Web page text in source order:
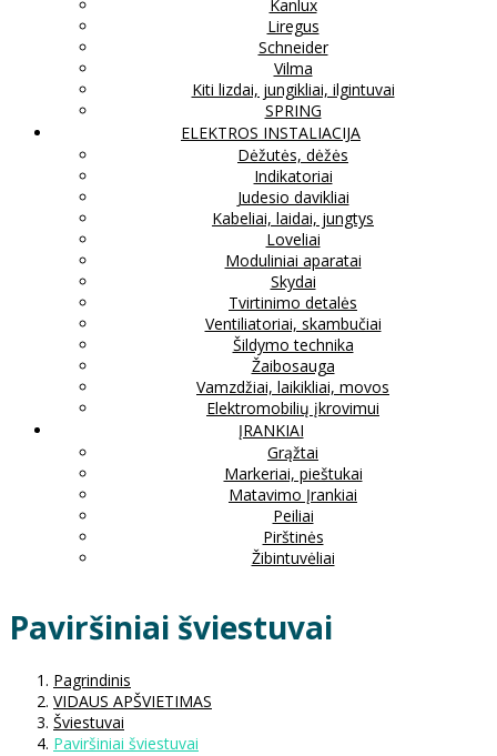
Kanlux
Liregus
Schneider
Vilma
Kiti lizdai, jungikliai, ilgintuvai
SPRING
ELEKTROS INSTALIACIJA
Dėžutės, dėžės
Indikatoriai
Judesio davikliai
Kabeliai, laidai, jungtys
Loveliai
Moduliniai aparatai
Skydai
Tvirtinimo detalės
Ventiliatoriai, skambučiai
Šildymo technika
Žaibosauga
Vamzdžiai, laikikliai, movos
Elektromobilių įkrovimui
ĮRANKIAI
Grąžtai
Markeriai, pieštukai
Matavimo Įrankiai
Peiliai
Pirštinės
Žibintuvėliai
Paviršiniai šviestuvai
Pagrindinis
VIDAUS APŠVIETIMAS
Šviestuvai
Paviršiniai šviestuvai